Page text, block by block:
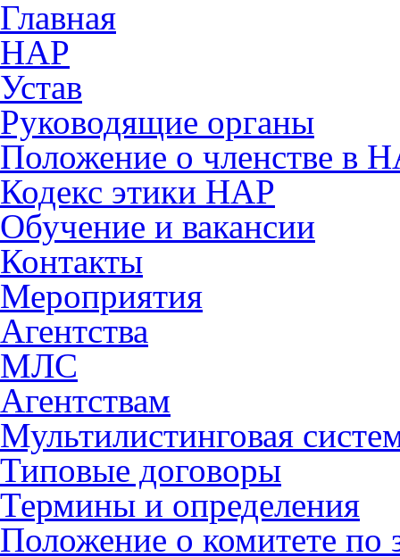
Главная
НАР
Устав
Руководящие органы
Положение о членстве в
Кодекс этики НАР
Обучение и вакансии
Контакты
Мероприятия
Агентства
МЛС
Агентствам
Мультилистинговая
Типовые договоры
Термины и определения
Положение о комитете по